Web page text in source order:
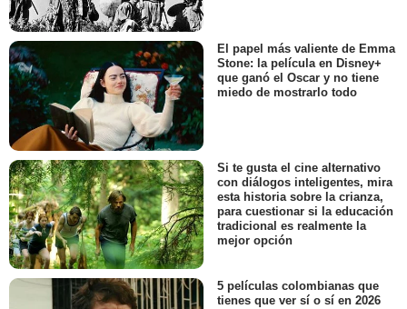
El papel más valiente de Emma
Stone: la película en Disney+
que ganó el Oscar y no tiene
miedo de mostrarlo todo
Si te gusta el cine alternativo
con diálogos inteligentes, mira
esta historia sobre la crianza,
para cuestionar si la educación
tradicional es realmente la
mejor opción
5 películas colombianas que
tienes que ver sí o sí en 2026